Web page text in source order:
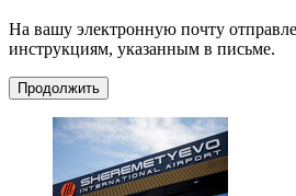
На вашу электронную почту
инструкциям, указанным в письме.
Продолжить